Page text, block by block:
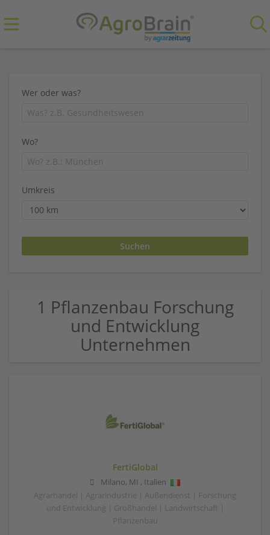
Wer oder was?
Wo?
Umkreis
1 Pflanzenbau Forschung
und Entwicklung
Unternehmen
FertiGlobal
Milano, MI , Italien
Agrarhandel | Agrarindustrie | Außendienst | Forschung
und Entwicklung | Großhandel | Landwirtschaft |
Pflanzenbau